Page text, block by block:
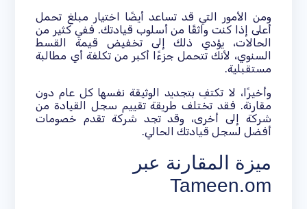
ومن الأمور التي قد تساعد أيضًا اختيار مبلغ تحمل
أعلى إذا كنت واثقًا من أسلوب قيادتك. ففي كثير من
الحالات، يؤدي ذلك إلى تخفيض قيمة القسط
السنوي، لأنك تتحمل جزءًا أكبر من تكلفة أي مطالبة
مستقبلية.
وأخيرًا، لا تكتفِ بتجديد الوثيقة نفسها كل عام دون
مقارنة. فقد تختلف طريقة تقييم سجل القيادة من
شركة إلى أخرى، وقد تجد شركة تقدم خصومات
أفضل لسجل قيادتك الحالي.
ميزة المقارنة عبر
Tameen.om